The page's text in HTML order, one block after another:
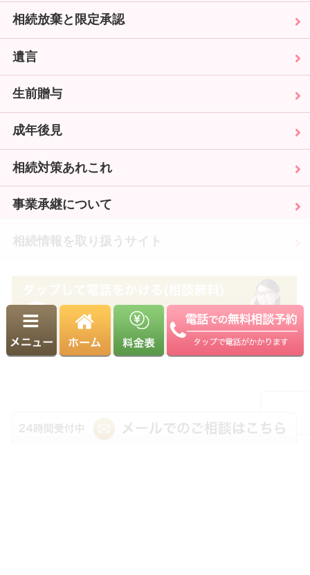
相続放棄と限定承認
遺言
生前贈与
成年後見
相続対策あれこれ
事業承継について
相続情報を取り扱うサイト
03-5981-8131